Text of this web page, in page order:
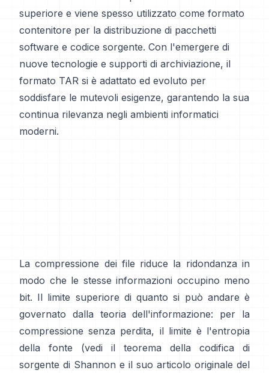
superiore e viene spesso utilizzato come formato
contenitore per la distribuzione di pacchetti
software e codice sorgente. Con l'emergere di
nuove tecnologie e supporti di archiviazione, il
formato TAR si è adattato ed evoluto per
soddisfare le mutevoli esigenze, garantendo la sua
continua rilevanza negli ambienti informatici
moderni.
La compressione dei file riduce la ridondanza in
modo che le stesse informazioni occupino meno
bit. Il limite superiore di quanto si può andare è
governato dalla teoria dell'informazione: per la
compressione senza perdita, il limite è l'entropia
della fonte (vedi il
teorema della codifica di
sorgente di Shannon e il suo articolo originale del